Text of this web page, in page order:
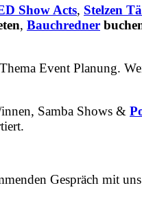
Show Acts, Stelzen
, Bauchredner
Event Planung.
Samba Shows &
Gespräch mit